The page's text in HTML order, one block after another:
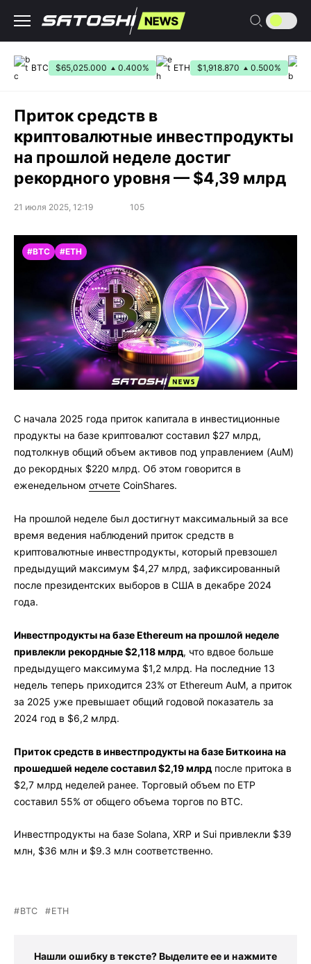
содержанию
BTC $65,025.000 0.400% ETH $1,918.870 0.500%
Приток средств в
криптовалютные инвестпродукты
на прошлой неделе достиг
рекордного уровня — $4,39 млрд
21 июля 2025, 12:19 105
#BTC #ETH
С начала 2025 года приток капитала в инвестиционные
продукты на базе криптовалют составил $27 млрд,
подтолкнув общий объем активов под управлением (AuM)
до рекордных $220 млрд. Об этом говорится в
еженедельном отчете CoinShares.
На прошлой неделе был достигнут максимальный за все
время ведения наблюдений приток средств в
криптовалютные инвестпродукты, который превзошел
предыдущий максимум $4,27 млрд, зафиксированный
после президентских выборов в США в декабре 2024
года.
Инвестпродукты на базе Ethereum на прошлой неделе
привлекли рекордные $2,118 млрд, что вдвое больше
предыдущего максимума $1,2 млрд. На последние 13
недель теперь приходится 23% от Ethereum AuM, а приток
за 2025 уже превышает общий годовой показатель за
2024 год в $6,2 млрд.
Приток средств в инвестпродукты на базе Биткоина на
прошедшей неделе составил $2,19 млрд после притока в
$2,7 млрд неделей ранее. Торговый объем по ETP
составил 55% от общего объема торгов по BTC.
Инвестпродукты на базе Solana, XRP и Sui привлекли $39
млн, $36 млн и $9.3 млн соответственно.
BTC ETH
Нашли ошибку в тексте? Выделите ее и нажмите